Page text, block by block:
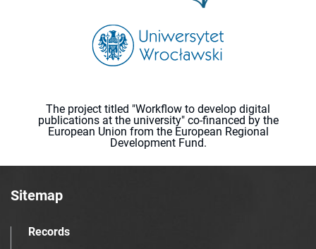
The project titled "Workflow to develop digital
publications at the university" co-financed by the
European Union from the European Regional
Development Fund.
Sitemap
Records